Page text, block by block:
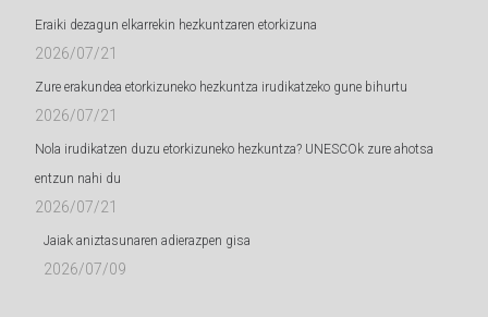
Eraiki dezagun elkarrekin hezkuntzaren etorkizuna
2026/07/21
Zure erakundea etorkizuneko hezkuntza irudikatzeko gune bihurtu
2026/07/21
Nola irudikatzen duzu etorkizuneko hezkuntza? UNESCOk zure ahotsa
entzun nahi du
2026/07/21
Jaiak aniztasunaren adierazpen gisa
2026/07/09